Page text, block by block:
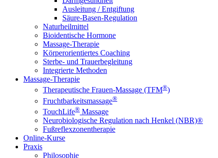
Ausleitung / Entgiftung
Säure-Basen-Regulation
Naturheilmittel
Bioidentische Hormone
Massage-Therapie
Körperorientiertes Coaching
Sterbe- und Trauerbegleitung
Integrierte Methoden
Massage-Therapie
Therapeutische Frauen-Massage (TFM®)
Fruchtbarkeitsmassage®
TouchLife® Massage
Neurobiologische Regulation nach Henkel (NBR)®
Fußreflexzonentherapie
Online-Kurse
Praxis
Philosophie